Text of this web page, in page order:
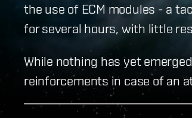
the use of ECM modules - a
for several hours, with little
While nothing has yet
reinforcements in case of an